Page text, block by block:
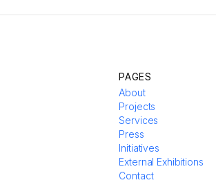
PAGES
About
Projects
Services
Press
Initiatives
External Exhibitions
Contact